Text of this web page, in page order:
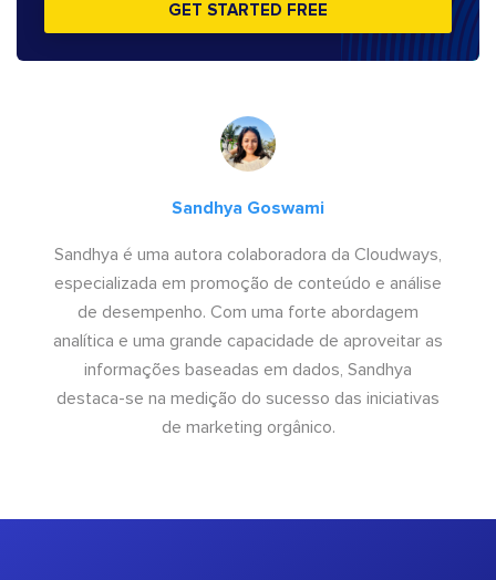
GET STARTED FREE
Sandhya Goswami
Sandhya é uma autora colaboradora da Cloudways,
especializada em promoção de conteúdo e análise
de desempenho. Com uma forte abordagem
analítica e uma grande capacidade de aproveitar as
informações baseadas em dados, Sandhya
destaca-se na medição do sucesso das iniciativas
de marketing orgânico.